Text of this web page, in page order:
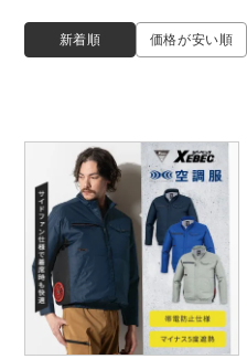
作業用小物・アクセサリー
鞄・バッグ
つなぎ
ファン付き作業着・空調服
TSDESIGN ランキング
コーコス ランキング
アイトス ランキング
ムービンカット
ニオイクリア
エアークラフト
新着順 価格が安い順